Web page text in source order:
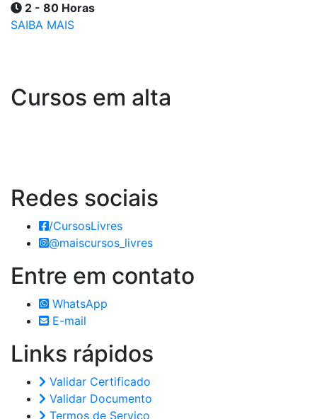
2 - 80 Horas
SAIBA MAIS
Cursos em alta
Redes sociais
/CursosLivres
@maiscursos_livres
Entre em contato
WhatsApp
E-mail
Links rápidos
Validar Certificado
Validar Documento
Termos de Serviço